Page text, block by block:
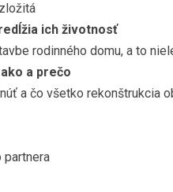
ich životnosť
rodinného domu, a to
a prečo
a čo všetko rekonštrukcia
partnera